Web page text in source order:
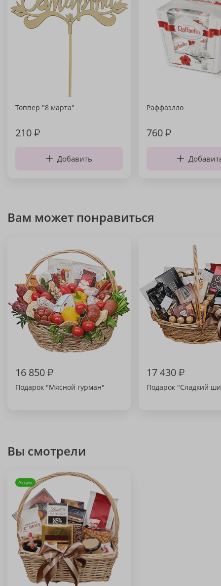
Топпер "8 марта"
210₽
Добавить
Раффаэлло
760₽
Вам может понравиться
16 850₽
Подарок "Мясной гурман"
17 430₽
Подарок "Сладкий
Вы смотрели
Акция